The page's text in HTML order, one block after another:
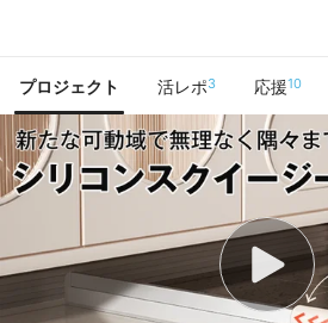
プロジェクト 活レポ3 応援10